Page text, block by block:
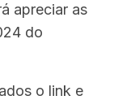
apreciar as
do
o link e